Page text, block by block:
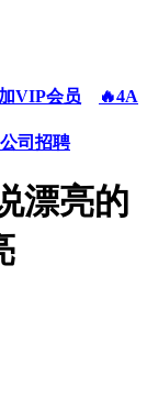
VIP会员
🔥4A
司招聘
漂亮的